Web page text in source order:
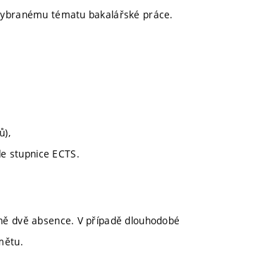
tématu bakalářské práce.
stupnice ECTS.
dvě absence. V případě dlouhodobé